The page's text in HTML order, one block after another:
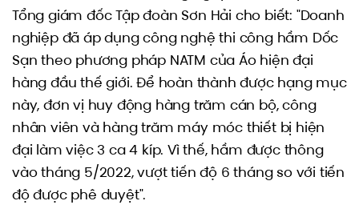
Tổng giám đốc Tập đoàn Sơn Hải cho biết: "Doanh
nghiệp đã áp dụng công nghệ thi công hầm Dốc
Sạn theo phương pháp NATM của Áo hiện đại
hàng đầu thế giới. Để hoàn thành được hạng mục
này, đơn vị huy động hàng trăm cán bộ, công
nhân viên và hàng trăm máy móc thiết bị hiện
đại làm việc 3 ca 4 kíp. Vì thế, hầm được thông
vào tháng 5/2022, vượt tiến độ 6 tháng so với tiến
độ được phê duyệt".